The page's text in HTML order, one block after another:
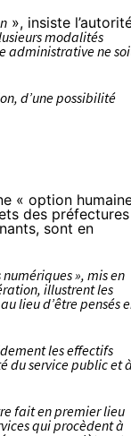
», insiste
modalités
administrative ne
d’une possibilité
« option
des préfectures
sont en
numériques », mis en
illustrent les
lieu d’être pensés
les effectifs
du service public et à
fait en premier lieu
qui procèdent à